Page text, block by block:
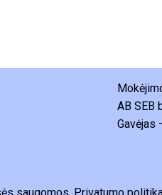
AB SEB
Gavėjas